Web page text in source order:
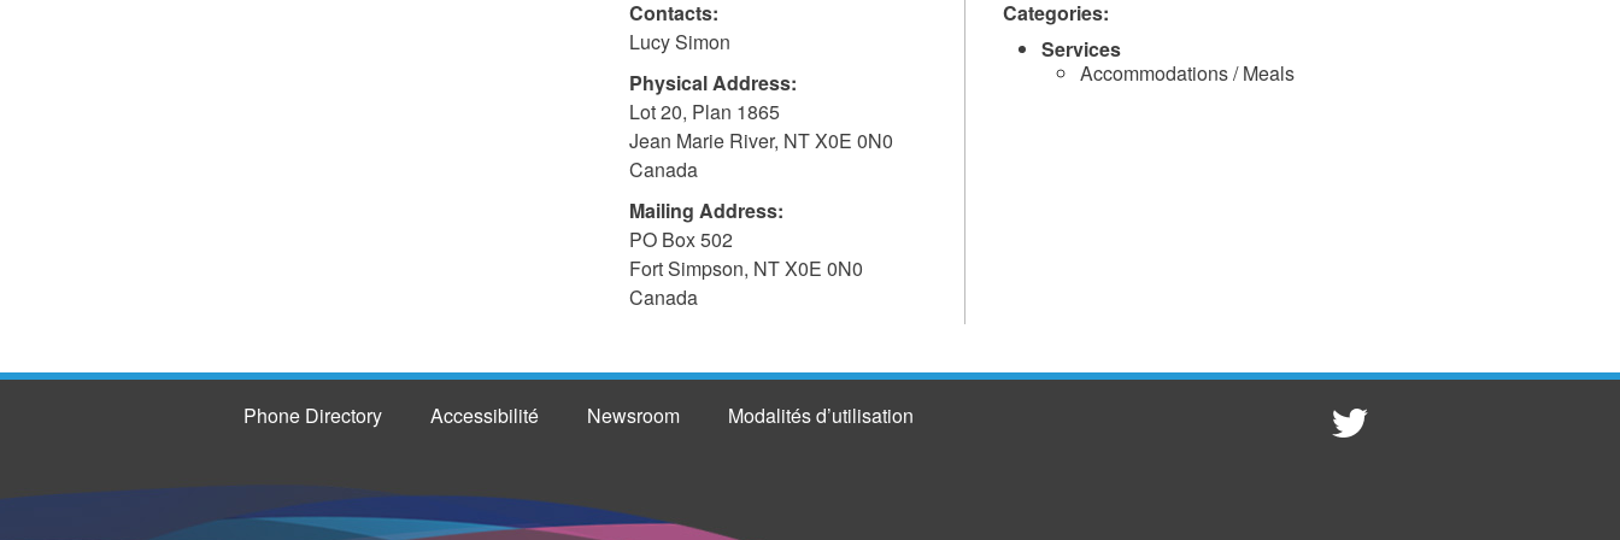
Contacts:
Lucy Simon
Physical Address:
Lot 20, Plan 1865
Jean Marie River, NTX0E 0N0
Canada
Mailing Address:
PO Box 502
Fort Simpson, NTX0E 0N0
Canada
Categories:
Services
Accommodations / Meals
Phone Directory Accessibilité Newsroom Modalités d’utilisation